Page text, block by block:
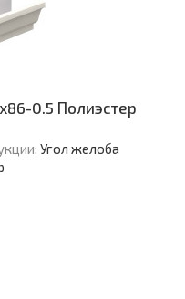
0.5 Полиэстер
Угол желоба